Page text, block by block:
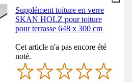
Supplément toiture en verre
SKAN HOLZ pour toiture
pour terrasse 648 x 300 cm
Cet article n'a pas encore été
noté.